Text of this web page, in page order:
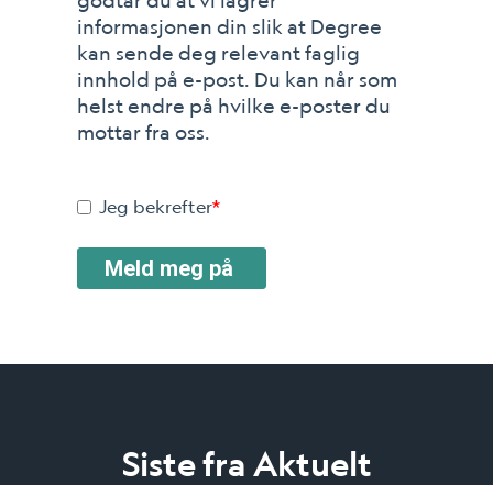
informasjonen din slik at Degree
kan sende deg relevant faglig
innhold på e-post. Du kan når som
helst endre på hvilke e-poster du
mottar fra oss.
Jeg bekrefter*
Siste fra Aktuelt